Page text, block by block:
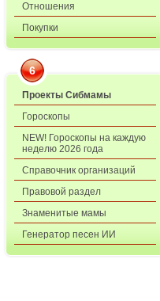
Отношения
Покупки
6
Проекты Сибмамы
Гороскопы
NEW! Гороскопы на каждую
неделю 2026 года
Справочник организаций
Правовой раздел
Знаменитые мамы
Генератор песен ИИ